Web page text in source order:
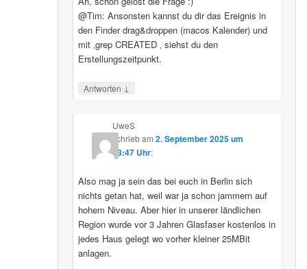
@Tim: Ansonsten kannst du dir das Ereignis in
den Finder drag&droppen (macos Kalender) und
mit ‚grep CREATED ‚ siehst du den
Erstellungszeitpunkt.
Antworten ↓
UweS
schriebam 2. September 2025 um
13:47 Uhr:
Also mag ja sein das bei euch in Berlin sich
nichts getan hat, weil war ja schon jammern auf
hohem Niveau. Aber hier in unserer ländlichen
Region wurde vor 3 Jahren Glasfaser kostenlos in
jedes Haus gelegt wo vorher kleiner 25MBit
anlagen.